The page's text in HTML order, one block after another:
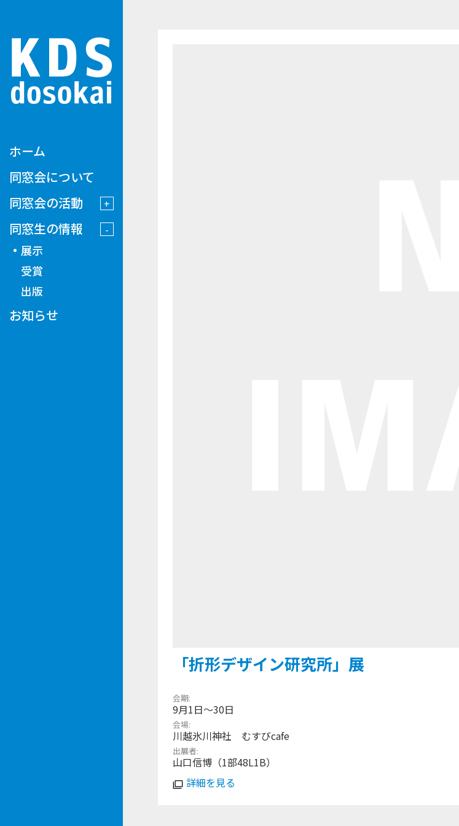
ホーム
同窓会について
同窓会の活動
同窓生の情報
展示
受賞
出版
お知らせ
「折形デザイン研究所」展
会期
9月1日～30日
会場
川越氷川神社 むすびcafe
出展者
山口信博（1部48L1B）
詳細を見る